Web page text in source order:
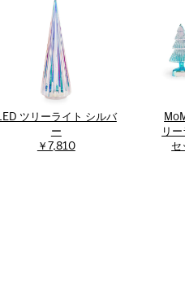
ツリーライト シルバ
ー
￥7,810
リ
セ